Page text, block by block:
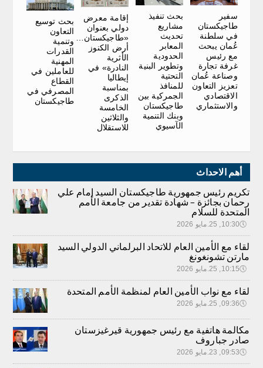
سفير
طاجيكستان
في سلطنة
عُمان يبحث
مع رئيس
غرفة تجارة
وصناعة عُمان
تعزيز التعاون
الاقتصادي
والاستثماري
بحث تنفيذ
مشاريع
تحديث
المعابر
الحدودية
وتطوير البنية
التحتية
للمنافذ
الجمركية بين
طاجيكستان
وبنك التنمية
الآسيوي
إقامة معرض
دولي بعنوان
«طاجيكستان…
أرض الكنوز
الأثرية
النادرة» في
إيطاليا
بمناسبة
الذكرى
الخامسة
والثلاثين
للاستقلال
بحث توسيع
التعاون
وتنمية
القدرات
المهنية
للعاملين في
القطاع
المصرفي في
طاجيكستان
أهم الاحداث
تكريم رئيس جمهورية طاجيكستان السيد إمام علي
رحمان بجائزة – شهادة تقدير من جامعة الأمم
المتحدة للسلام
🕔10:30, 25.مايو 2026
لقاء مع الأمين العام للاتحاد البرلماني الدولي السيد
مارتن تشونغونغ
🕔10:15, 25.مايو 2026
لقاء مع نواب الأمين العام لمنظمة الأمم المتحدة
🕔09:36, 25.مايو 2026
مكالمة هاتفية مع رئيس جمهورية قيرغيزستان
صادر جباروف
🕔09:53, 23.مايو 2026